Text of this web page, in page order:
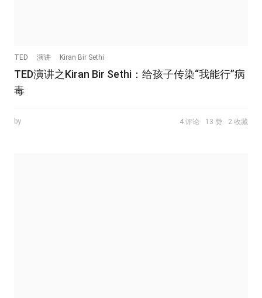
TED 演讲 Kiran Bir Sethi
TED演讲之Kiran Bir Sethi：给孩子传染“我能行”病
毒
by 4 评论 13 赞 2 收藏